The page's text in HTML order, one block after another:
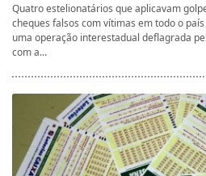
Quatro estelionatários que aplicavam
cheques falsos com vítimas em todo o
uma operação interestadual deflagrada
com a...